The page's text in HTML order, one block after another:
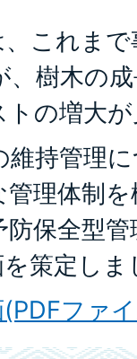
これま
、樹木の
の増大
持管理
理体制
保全型
策定しま
ファ